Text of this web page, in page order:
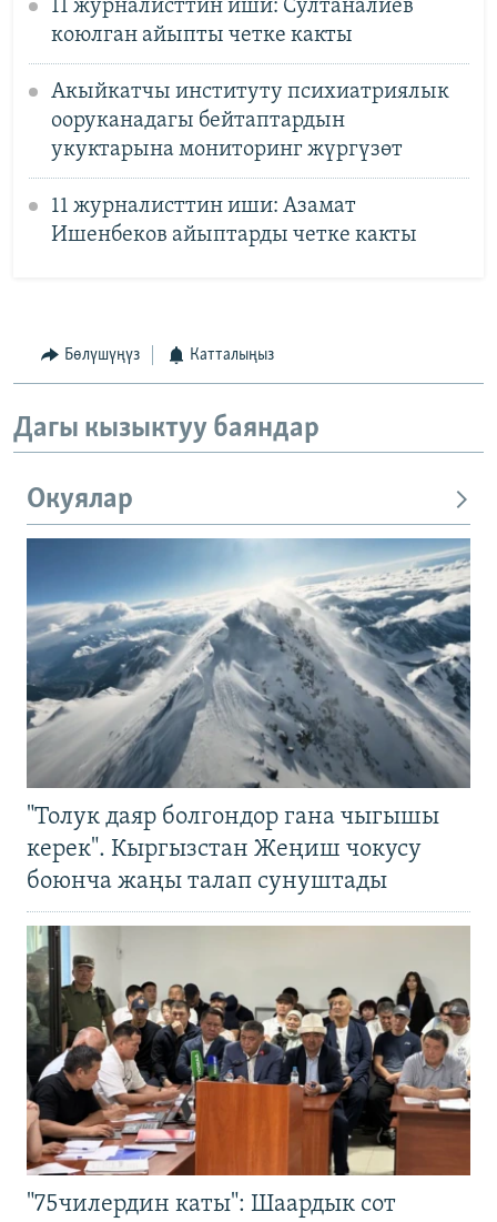
11 журналисттин иши: Султаналиев
коюлган айыпты четке какты
Акыйкатчы институту психиатриялык
ооруканадагы бейтаптардын
укуктарына мониторинг жүргүзөт
11 журналисттин иши: Азамат
Ишенбеков айыптарды четке какты
Бөлүшүңүз Катталыңыз
Дагы кызыктуу баяндар
Окуялар
"Толук даяр болгондор гана чыгышы
керек". Кыргызстан Жеңиш чокусу
боюнча жаңы талап сунуштады
"75чилердин каты": Шаардык сот